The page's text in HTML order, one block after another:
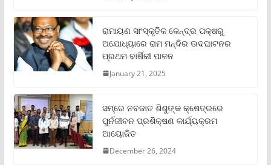
ରାମାୟଣ ସାଂସ୍କୃତିକ କେନ୍ଦ୍ର ପକ୍ଷରୁ
ଅଯୋଧ୍ୟାରେ ରାମ ମନ୍ଦିର ଉଦଘାଟନର
ପ୍ରଥମ ବାର୍ଷିକୀ ପାଳନ
January 21, 2025
ସମ୍‌ରେ ନବଜାତ ଶିଶୁଙ୍କ କ୍ଷେତ୍ରରେ
ପୁର୍ନଜୀବନ ପ୍ରଶିକ୍ଷଣ କାର୍ଯ୍ୟକ୍ରମ
ଆୟୋଜିତ
December 26, 2024